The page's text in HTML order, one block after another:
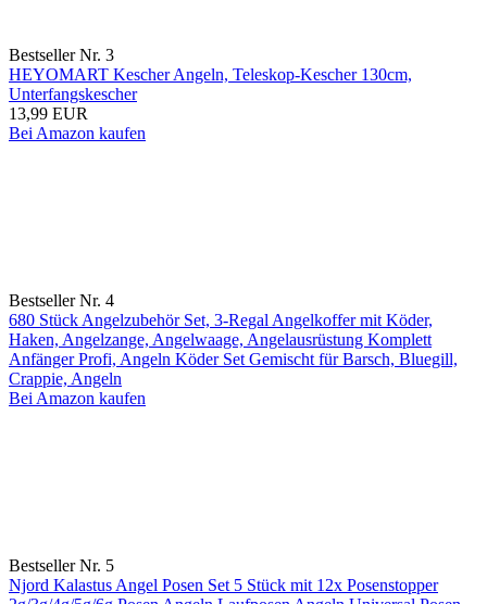
Bestseller Nr. 3
HEYOMART Kescher Angeln, Teleskop-Kescher 130cm,
Unterfangskescher
13,99 EUR
Bei Amazon kaufen
Bestseller Nr. 4
680 Stück Angelzubehör Set, 3-Regal Angelkoffer mit Köder,
Haken, Angelzange, Angelwaage, Angelausrüstung Komplett
Anfänger Profi, Angeln Köder Set Gemischt für Barsch, Bluegill,
Crappie, Angeln
Bei Amazon kaufen
Bestseller Nr. 5
Njord Kalastus Angel Posen Set 5 Stück mit 12x Posenstopper